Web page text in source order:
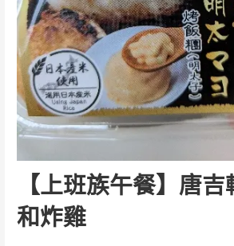
【上班族午餐】唐
和炸雞